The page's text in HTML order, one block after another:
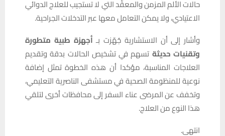
حالات الألم المزمن والمعقّد التي لا تستجيب للعلاج الدوائي
الاعتيادي، ولا يمكن التعامل معها عبر التدخلات الجراحية.
وأشار إلى أن الاستشارية جُهّزت بـ أجهزة طبية متطورة
وتقنيات حديثة تسهم في تشخيص الحالات بدقة وتقديم
العلاجات المناسبة، مؤكدا أن هذه الخطوة تمثل إضافة
نوعية للمنظومة الصحية في مستشفى الناصرية التعليمي،
وتخفف عن المرضى عناء السفر إلى محافظات أخرى لتلقي
هذا النوع من العلاج.
انتهى.